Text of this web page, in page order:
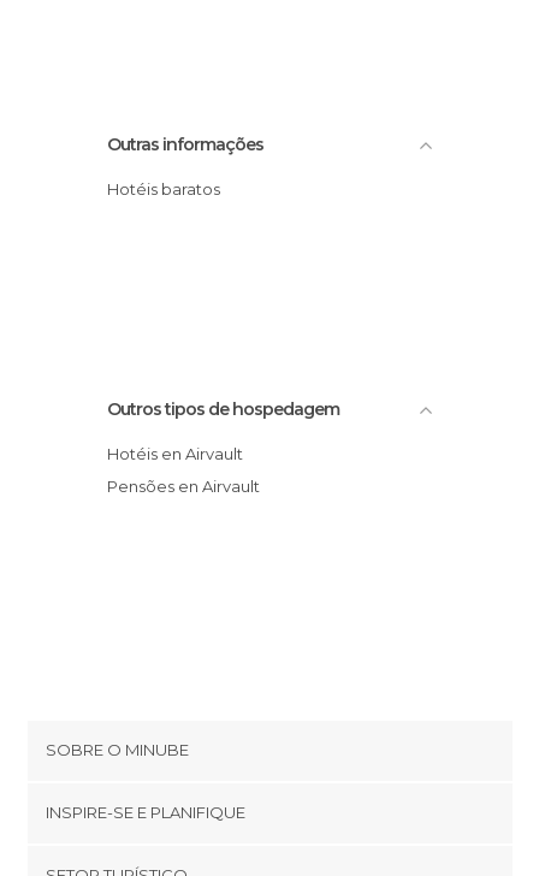
Outras informações
Hotéis baratos
Outros tipos de hospedagem
Hotéis en Airvault
Pensões en Airvault
SOBRE O MINUBE
INSPIRE-SE E PLANIFIQUE
footer@item_discovertips_anchor